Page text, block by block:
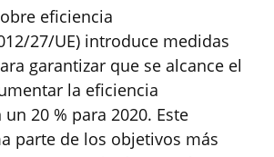
eficiencia
27/UE) introduce medidas
garantizar que se alcance el
la eficiencia
20 % para 2020. Este
parte de los objetivos más